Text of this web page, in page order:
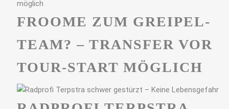
FROOME ZUM GREIPEL-
TEAM? – TRANSFER VOR
TOUR-START MÖGLICH